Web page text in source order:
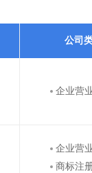
公司
企业营
企业营
商标注